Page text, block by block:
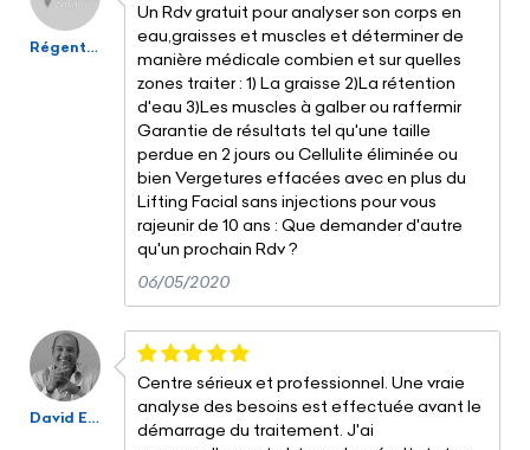
Régent Meunier
Un Rdv gratuit pour analyser son corps en
eau,graisses et muscles et déterminer de
manière médicale combien et sur quelles
zones traiter : 1) La graisse 2)La rétention
d'eau 3)Les muscles à galber ou raffermir
Garantie de résultats tel qu'une taille
perdue en 2 jours ou Cellulite éliminée ou
bien Vergetures effacées avec en plus du
Lifting Facial sans injections pour vous
rajeunir de 10 ans : Que demander d'autre
qu'un prochain Rdv ?
06/05/2020
David Encel
Centre sérieux et professionnel. Une vraie
analyse des besoins est effectuée avant le
démarrage du traitement. J'ai